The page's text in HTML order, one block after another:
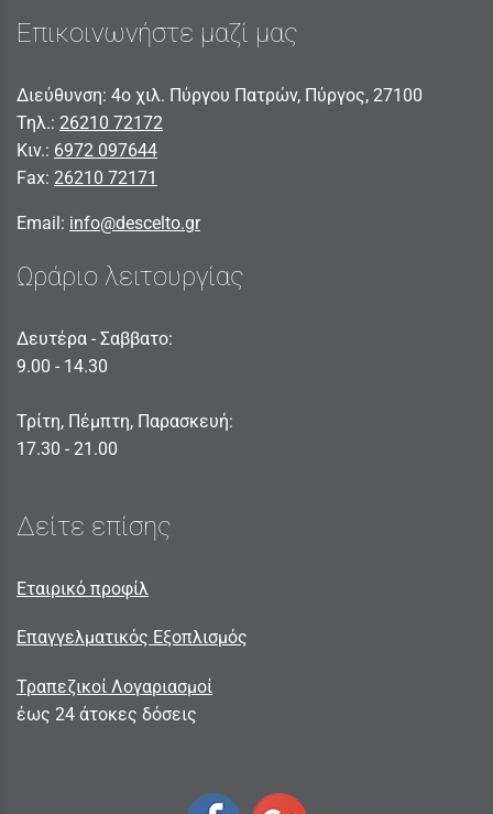
Επικοινωνήστε μαζί μας
Διεύθυνση: 4ο χιλ. Πύργου Πατρών, Πύργος, 27100
Τηλ.: 26210 72172
Κιν.: 6972 097644
Fax: 26210 72171
Email: info@descelto.gr
Ωράριο λειτουργίας
Δευτέρα - Σαββατο:
9.00 - 14.30
Τρίτη, Πέμπτη, Παρασκευή:
17.30 - 21.00
Δείτε επίσης
Εταιρικό προφίλ
Επαγγελματικός Εξοπλισμός
Τραπεζικοί Λογαριασμοί
έως 24 άτοκες δόσεις